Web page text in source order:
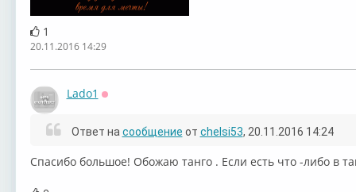
1
20.11.2016 14:29
Lado1
Ответ на сообщение от chelsi53, 20.11.2016 14:24
Спасибо большое! Обожаю танго . Если есть что -либо в